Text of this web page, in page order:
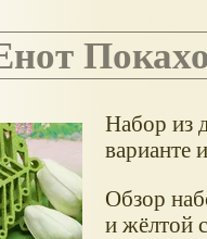
Набор из
варианте
Обзор
и жёлтой